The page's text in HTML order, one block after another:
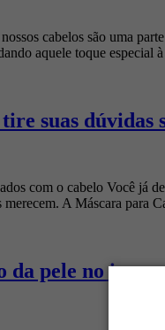
cabelos são uma
aquele toque
suas dúvidas
com o cabelo Você já
merecem. A Máscara
pele no